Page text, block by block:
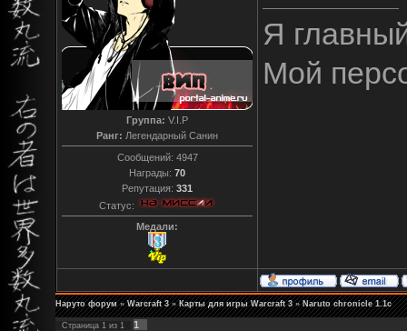
Группа: V.I.P
Ранг: Легендарный Санин
Сообщений: 4947
Награды: 70
Репутация: 331
Статус:
Медали:
Я
Мой
Наруто форум » Warcraft 3 » Карты для игры Warcraft 3 » Naruto chronicle 1.1c
Страница 1 из 1 1